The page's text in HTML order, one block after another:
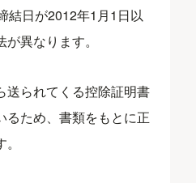
結日が2012年1月1日以
異なります。
送られてくる控除証明書
るため、書類をもとに正